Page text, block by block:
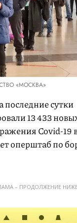
«МОСКВА»
последние сутки
13 433
Covid-19
оперштаб по
– ПРОДОЛЖЕНИЕ